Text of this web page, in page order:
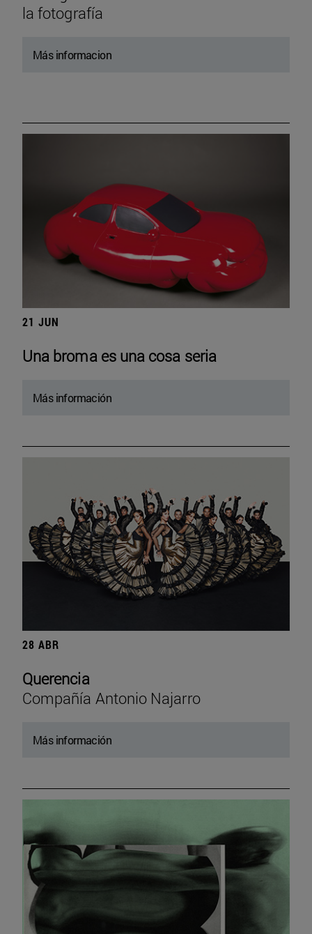
la fotografía
Más informacion
21 JUN
Una broma es una cosa seria
Más información
28 ABR
Querencia
Compañía Antonio Najarro
Más información